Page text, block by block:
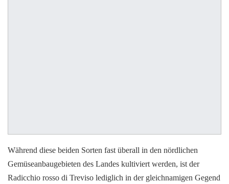
Während diese beiden Sorten fast überall in den nördlichen
Gemüseanbaugebieten des Landes kultiviert werden, ist der
Radicchio rosso di Treviso lediglich in der gleichnamigen Gegend